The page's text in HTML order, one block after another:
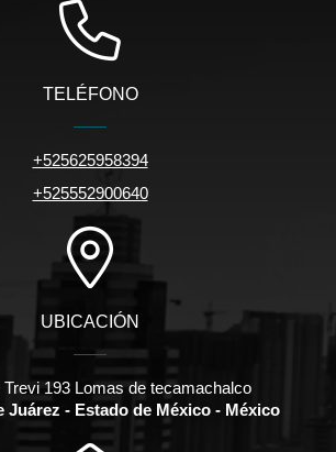
TELÉFONO
+525625958394
+525552900640
UBICACIÓN
Trevi 193 Lomas de tecamachalco
Juárez - Estado de México - México